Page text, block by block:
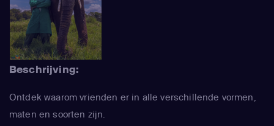
Beschrijving:
Ontdek waarom vrienden er in alle verschillende vormen,
maten en soorten zijn.